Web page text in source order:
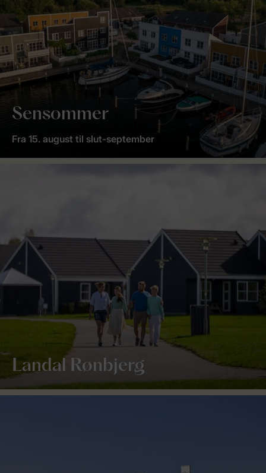
Sensommer
Fra 15. august til slut-september
Landal Rønbjerg